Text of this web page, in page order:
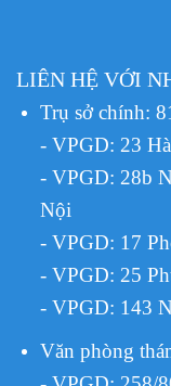
LIÊN HỆ VỚI
Trụ sở chính:
- VPGD: 23
- VPGD: 28b
Nội
- VPGD: 17
- VPGD: 25
- VPGD: 143
Văn phòng